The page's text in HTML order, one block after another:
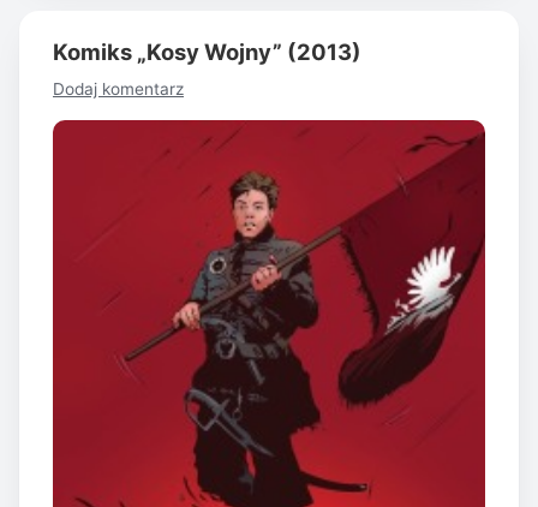
Komiks „Kosy Wojny” (2013)
Dodaj komentarz